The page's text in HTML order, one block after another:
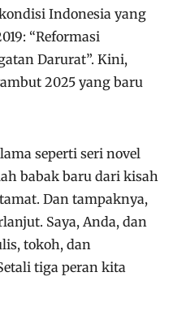
Indonesia yang
“Reformasi
Darurat”. Kini,
2025 yang baru
seperti seri novel
babak baru dari kisah
Dan tampaknya,
Saya, Anda, dan
tokoh, dan
tiga peran kita